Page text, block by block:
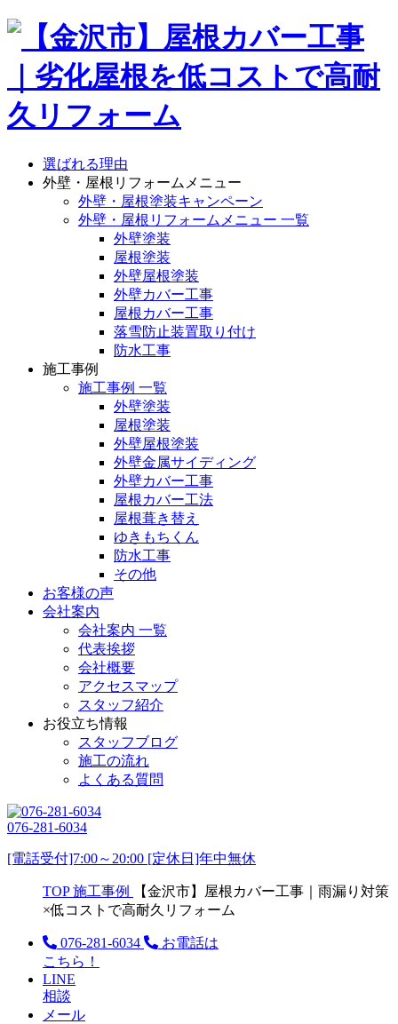
選ばれる理由
外壁・屋根リフォームメニュー
外壁・屋根塗装キャンペーン
外壁・屋根リフォームメニュー 一覧
外壁塗装
屋根塗装
外壁屋根塗装
外壁カバー工事
屋根カバー工事
落雪防止装置取り付け
防水工事
施工事例
施工事例 一覧
外壁塗装
屋根塗装
外壁屋根塗装
外壁金属サイディング
外壁カバー工事
屋根カバー工法
屋根葺き替え
ゆきもちくん
防水工事
その他
お客様の声
会社案内
会社案内 一覧
代表挨拶
会社概要
アクセスマップ
スタッフ紹介
お役立ち情報
スタッフブログ
施工の流れ
よくある質問
076-281-6034
[電話受付]7:00～20:00 [定休日]年中無休
TOP 施工事例
【金沢市】屋根カバー工事｜雨漏り対策
×低コストで高耐久リフォーム
076-281-6034
お電話は
こちら！
LINE
相談
メール